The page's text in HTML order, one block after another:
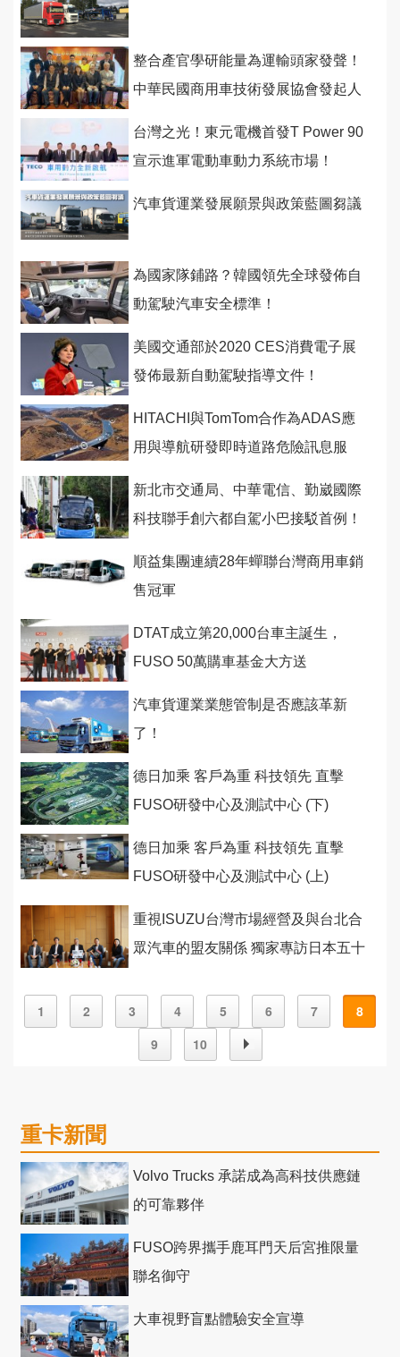
整合產官學研能量為運輸頭家發聲！
中華民國商用車技術發展協會發起人
台灣之光！東元電機首發T Power 90
宣示進軍電動車動力系統市場！
汽車貨運業發展願景與政策藍圖芻議
為國家隊鋪路？韓國領先全球發佈自
動駕駛汽車安全標準！
美國交通部於2020 CES消費電子展
發佈最新自動駕駛指導文件！
HITACHI與TomTom合作為ADAS應
用與導航研發即時道路危險訊息服
新北市交通局、中華電信、勤崴國際
科技聯手創六都自駕小巴接駁首例！
順益集團連續28年蟬聯台灣商用車銷
售冠軍
DTAT成立第20,000台車主誕生，
FUSO 50萬購車基金大方送
汽車貨運業業態管制是否應該革新
了！
德日加乘 客戶為重 科技領先 直擊
FUSO研發中心及測試中心 (下)
德日加乘 客戶為重 科技領先 直擊
FUSO研發中心及測試中心 (上)
重視ISUZU台灣市場經營及與台北合
眾汽車的盟友關係 獨家專訪日本五十
1 2 3 4 5 6 7
8
9
10
重卡新聞
Volvo Trucks 承諾成為高科技供應鏈
的可靠夥伴
FUSO跨界攜手鹿耳門天后宮推限量
聯名御守
大車視野盲點體驗安全宣導